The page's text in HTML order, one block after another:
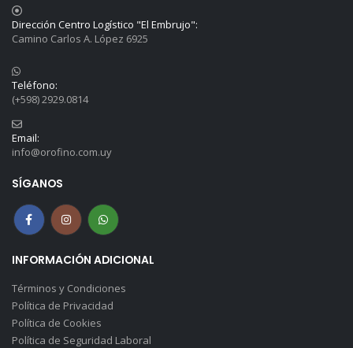
Dirección Centro Logístico "El Embrujo":
Camino Carlos A. López 6925
Teléfono:
(+598) 2929.0814
Email:
info@orofino.com.uy
SÍGANOS
INFORMACIÓN ADICIONAL
Términos y Condiciones
Política de Privacidad
Política de Cookies
Política de Seguridad Laboral